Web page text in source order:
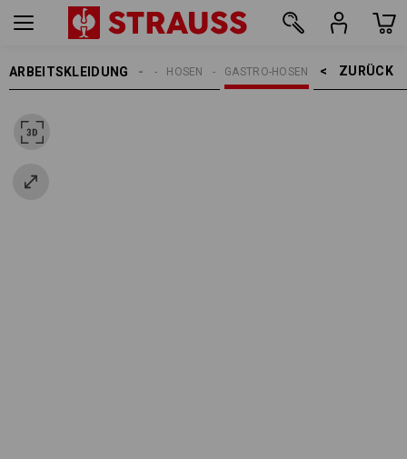
ARBEITSKLEIDUNG ZURÜCK    >
GASTRO-HOSEN
HOSEN
DAMEN